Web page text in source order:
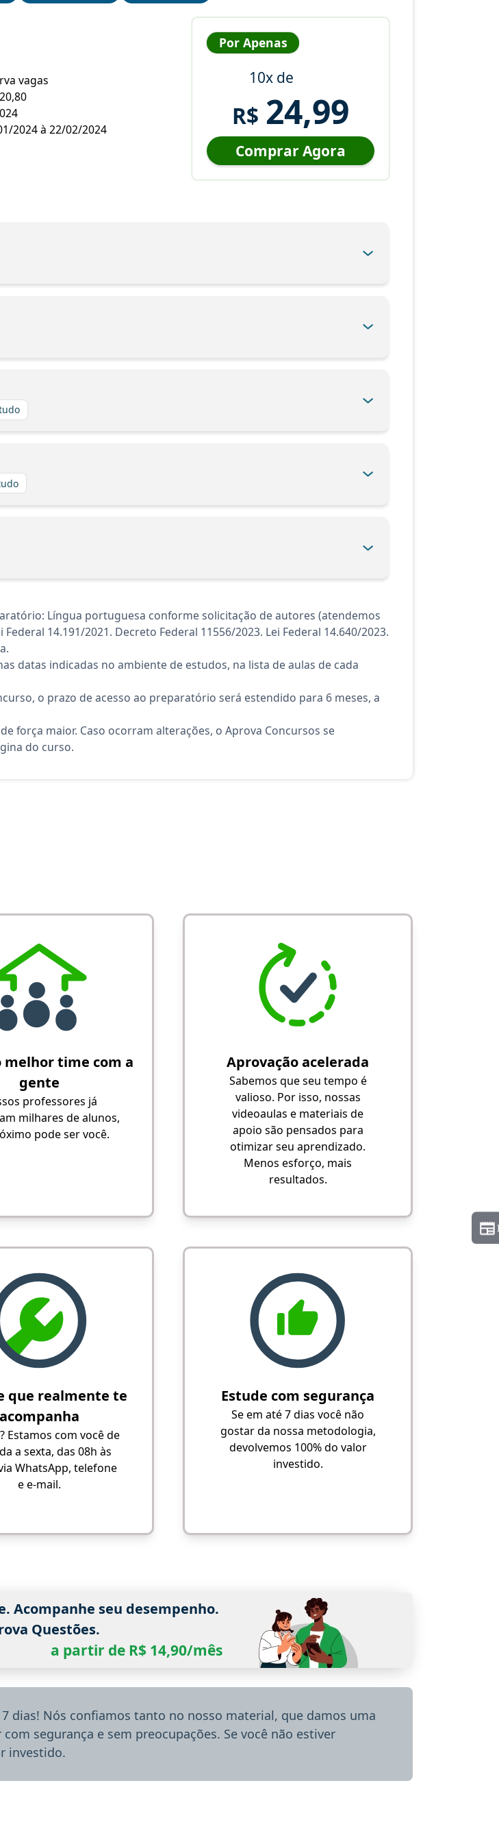
vagas
2024 à 22/02/2024
Por Apenas
10x de
R$ 24,99
Comprar Agora
Língua portuguesa conforme solicitação de autores (atendemos
14.191/2021. Decreto Federal 11556/2023. Lei Federal 14.640/2023.
datas indicadas no ambiente de estudos, na lista de aulas de cada
o prazo de acesso ao preparatório será estendido para 6 meses, a
força maior. Caso ocorram alterações, o Aprova Concursos se
do curso.
melhor time com a
gente
professores já
milhares de alunos,
pode ser você.
Aprovação acelerada
Sabemos que seu tempo é
valioso. Por isso, nossas
videoaulas e materiais de
apoio são pensados para
otimizar seu aprendizado.
Menos esforço, mais
resultados.
que realmente te
acompanha
Estamos com você de
a sexta, das 08h às
WhatsApp, telefone
e e-mail.
Estude com segurança
Se em até 7 dias você não
gostar da nossa metodologia,
devolvemos 100% do valor
investido.
Acompanhe seu desempenho.
Questões.
a partir de R$ 14,90/mês
dias! Nós confiamos tanto no nosso material, que damos uma
segurança e sem preocupações. Se você não estiver
investido.